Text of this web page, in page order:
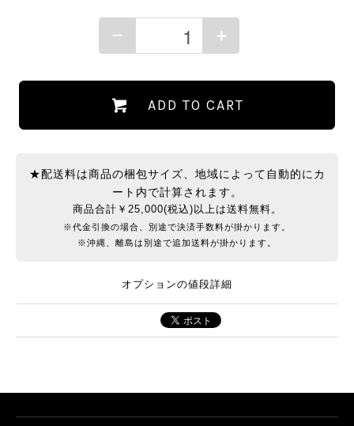
ADD TO CART
★配送料は商品の梱包サイズ、地域によって自動的にカ
ート内で計算されます。
商品合計￥25,000(税込)以上は送料無料。
※代金引換の場合、別途で決済手数料が掛かります。
※沖縄、離島は別途で追加送料が掛かります。
オプションの値段詳細